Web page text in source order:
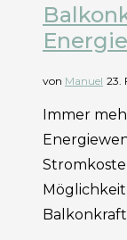
von Manuel 23.
Immer